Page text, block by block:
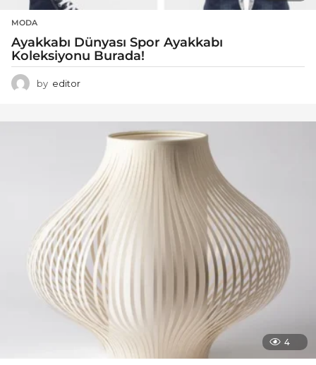
MODA
Ayakkabı Dünyası Spor Ayakkabı
Koleksiyonu Burada!
by editor
4